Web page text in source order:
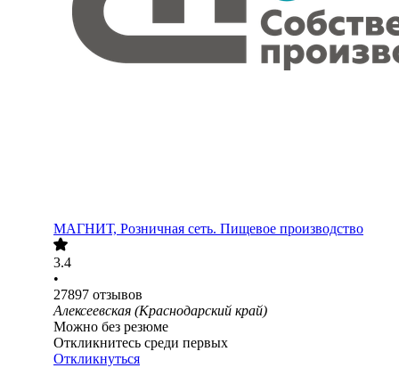
МАГНИТ, Розничная сеть. Пищевое производство
3.4
•
27897 отзывов
Алексеевская (Краснодарский край)
Можно без резюме
Откликнитесь среди первых
Откликнуться